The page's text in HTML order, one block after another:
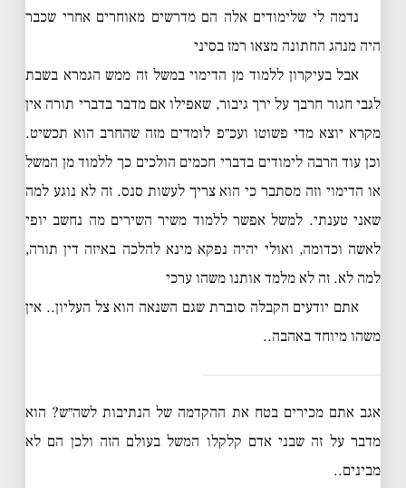
נדמה לי שלימודים אלה הם מדרשים מאוחרים אחרי שכבר
היה מנהג החתונה מצאו רמז בסיני
אבל בעיקרון ללמוד מן הדימוי במשל זה ממש הגמרא בשבת
לגבי חגור חרבך על ירך גיבור, שאפילו אם מדבר בדברי תורה אין
מקרא יוצא מדי פשוטו ועכ״פ לומדים מזה שהחרב הוא תכשיט.
וכן עוד הרבה לימודים בדברי חכמים הולכים כך ללמוד מן המשל
או הדימוי וזה מסתבר כי הוא צריך לעשות סנס. זה לא נוגע למה
שאני טענתי. למשל אפשר ללמוד משיר השירים מה נחשב יופי
לאשה וכדומה, ואולי יהיה נפקא מינא להלכה באיזה דין תורה,
למה לא. זה לא מלמד אותנו משהו ערכי
אתם יודעים הקבלה סוברת שגם השנאה הוא צל העליון.. אין
משהו מיוחד באהבה..
אגב אתם מכירים בטח את ההקדמה של הנתיבות לשה״ש? הוא
מדבר על זה שבני אדם קלקלו המשל בעולם הזה ולכן הם לא
מבינים..